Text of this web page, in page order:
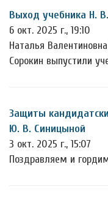
Выход учебника Н.
6 окт. 2025 г., 19:10
Наталья
Сорокин выпустили
Защиты
Ю. В. Синицыной
3 окт. 2025 г., 15:07
Поздравляем и